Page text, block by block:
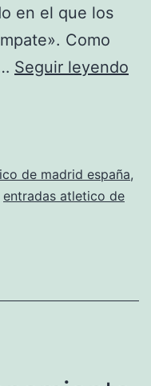
en el que los
Como
Seguir leyendo
de madrid españa,
entradas atletico de